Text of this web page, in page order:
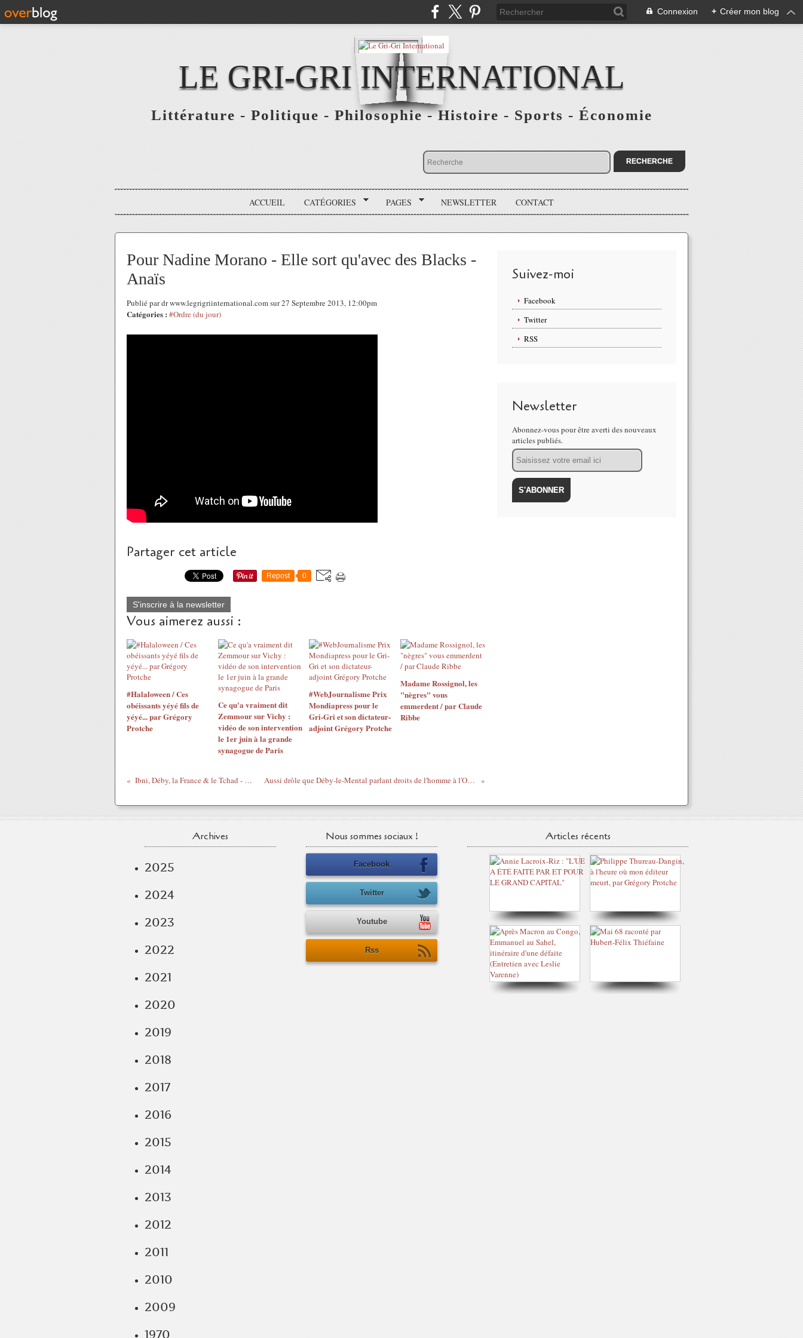
Connexion + Créer mon blog
LE GRI-GRI INTERNATIONAL
Littérature - Politique - Philosophie - Histoire - Sports - Économie
ACCUEIL CATÉGORIES PAGES NEWSLETTER CONTACT
Pour Nadine Morano - Elle sort qu'avec des Blacks -
Anaïs
Publié par dr www.legrigriinternational.com sur 27 Septembre 2013, 12:00pm
Catégories : #Ordre (du jour)
Partager cet article
Repost 0
S'inscrire à la newsletter
Vous aimerez aussi :
#Halaloween / Ces
obéissants yéyé fils de
yéyé... par Grégory
Protche
Ce qu'a vraiment dit
Zemmour sur Vichy :
vidéo de son intervention
le 1er juin à la grande
synagogue de Paris
#WebJournalisme Prix
Mondiapress pour le
Gri-Gri et son dictateur-
adjoint Grégory Protche
Madame Rossignol, les
"nègres" vous
emmerdent / par Claude
Ribbe
Ibni, Déby, la France & le Tchad - Labertit à la Fête de l'Huma 2013 Aussi drôle que Déby-le-Mental parlant droits de l'homme à l'ONU : feu le Mollah Omar du gabon à la même tribune
Suivez-moi
Facebook
Twitter
RSS
Newsletter
Abonnez-vous pour être averti des nouveaux
articles publiés.
Email
Archives
2025
2024
2023
2022
2021
2020
2019
2018
2017
2016
2015
2014
2013
2012
2011
2010
2009
1970
Nous sommes sociaux !
Facebook
Twitter
Youtube
Rss
Articles récents